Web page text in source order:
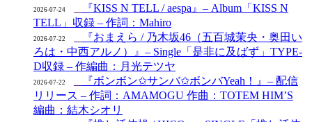
2026-07-24
『KISS N TELL / aespa』– Album「KISS N
TELL」収録 – 作詞：Mahiro
2026-07-22
『おまえら / 乃木坂46（五百城茉央・奥田い
ろは・中西アルノ）』– Single「是非に及ばず」TYPE-
D収録 – 作編曲：月光テツヤ
2026-07-22
『ボンボン✩サンバ✩ボンバYeah！』– 配信
リリース – 作詞：AMAMOGU 作曲：TOTEM HIM’S
編曲：結木シオリ